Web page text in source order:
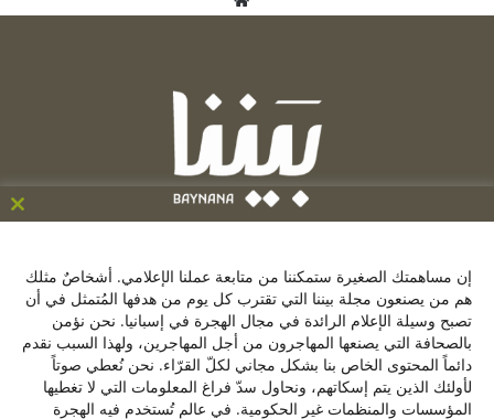
الويب
C/ de la Victoria 9, 1º, 28012, Madrid ,España
+34641137976
contacto@baynana.es
فيسبوك
تويترلينكدإنيوتيوبانستقرام
إن مساهمتك الصغيرة ستمكننا من متابعة عملنا الإعلامي. أشخاصٌ مثلك
هم من يصنعون مجلة بيننا التي تقترب كل يوم من هدفها المُتمثل في أن
تصبح وسيلة الإعلام الرائدة في مجال الهجرة في إسبانيا. نحن نؤمن
بالصحافة التي يصنعها المهاجرون من أجل المهاجرين، ولهذا السبب نقدم
دائماً المحتوى الخاص بنا بشكل مجاني لكلّ القرّاء. نحن نُعطي صوتاً
لأولئك الذين يتم إسكاتهم، ونحاول سدّ فراغ المعلومات التي لا تغطيها
المؤسسات والمنظمات غير الحكومية. في عالم تُستخدم فيه الهجرة